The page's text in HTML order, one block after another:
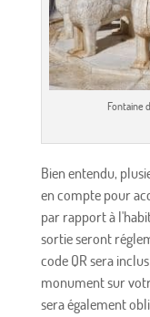
Fontaine
Bien entendu,
en compte pour
par rapport à
sortie seront
code QR sera
monument sur
sera également